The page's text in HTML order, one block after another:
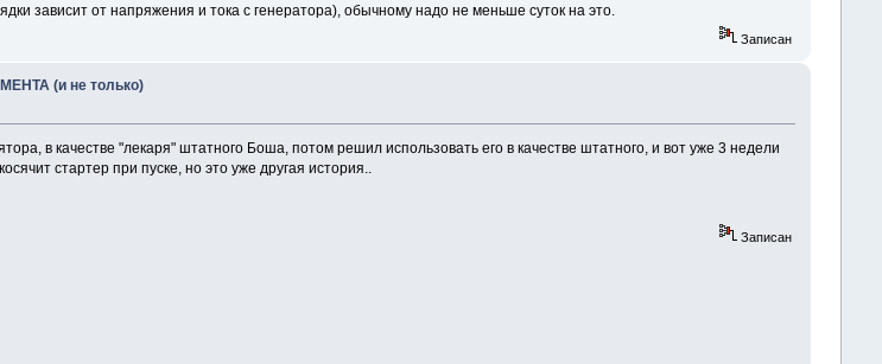
зависит от напряжения и тока с генератора), обычному надо не меньше суток на это.
Записан
(и не только)
в качестве "лекаря" штатного Боша, потом решил использовать его в качестве штатного, и вот уже 3 недели
стартер при пуске, но это уже другая история..
Записан